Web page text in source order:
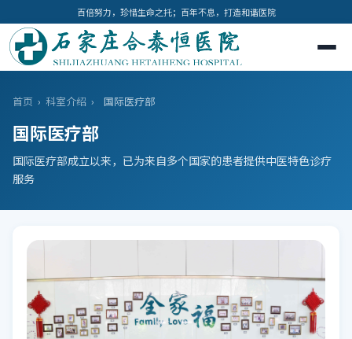
百倍努力，珍惜生命之托；百年不息，打造和谐医院
首页 › 科室介绍 › 国际医疗部
国际医疗部
国际医疗部成立以来，已为来自多个国家的患者提供中医特色诊疗
服务